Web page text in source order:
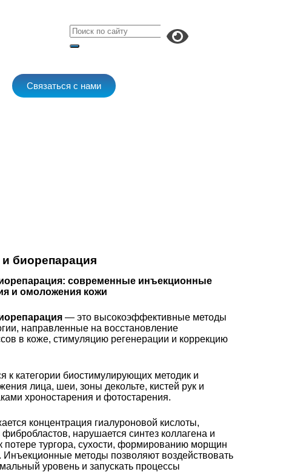
Связаться с нами
биорепарация
современные инъекционные
и омоложения кожи
— это высокоэффективные методы
направленные на восстановление
в коже, стимуляцию регенерации и коррекцию
к категории биостимулирующих методик и
лица, шеи, зоны декольте, кистей рук и
хроностарения и фотостарения.
концентрация гиалуроновой кислоты,
нарушается синтез коллагена и
потере тургора, сухости, формированию морщин
методы позволяют воздействовать
уровень и запускать процессы